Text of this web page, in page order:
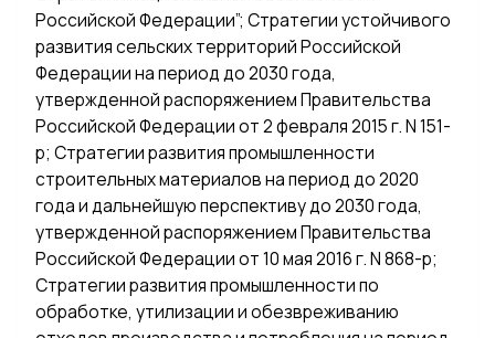
Российской Федерации”; Стратегии устойчивого
развития сельских территорий Российской
Федерации на период до 2030 года,
утвержденной распоряжением Правительства
Российской Федерации от 2 февраля 2015 г. N 151-
р; Стратегии развития промышленности
строительных материалов на период до 2020
года и дальнейшую перспективу до 2030 года,
утвержденной распоряжением Правительства
Российской Федерации от 10 мая 2016 г. N 868-р;
Стратегии развития промышленности по
обработке, утилизации и обезвреживанию